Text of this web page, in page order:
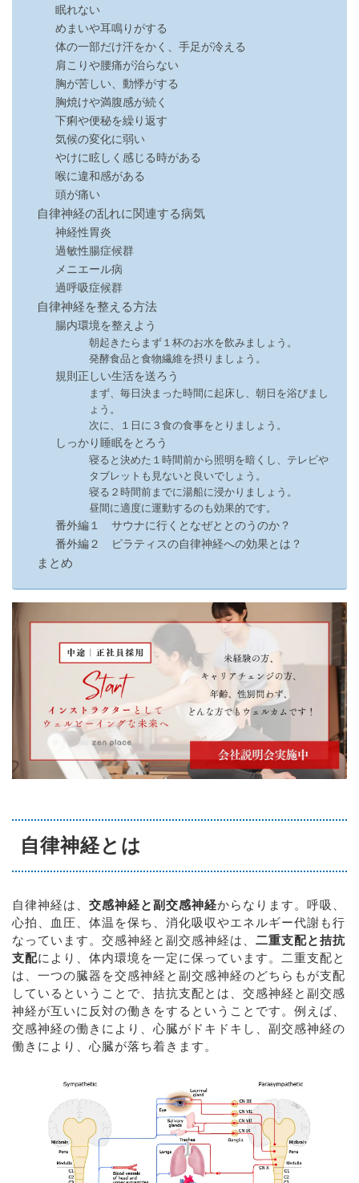
眠れない
めまいや耳鳴りがする
体の一部だけ汗をかく、手足が冷える
肩こりや腰痛が治らない
胸が苦しい、動悸がする
胸焼けや満腹感が続く
下痢や便秘を繰り返す
気候の変化に弱い
やけに眩しく感じる時がある
喉に違和感がある
頭が痛い
自律神経の乱れに関連する病気
神経性胃炎
過敏性腸症候群
メニエール病
過呼吸症候群
自律神経を整える方法
腸内環境を整えよう
朝起きたらまず１杯のお水を飲みましょう。
発酵食品と食物繊維を摂りましょう。
規則正しい生活を送ろう
まず、毎日決まった時間に起床し、朝日を浴びまし
ょう。
次に、１日に３食の食事をとりましょう。
しっかり睡眠をとろう
寝ると決めた１時間前から照明を暗くし、テレビや
タブレットも見ないと良いでしょう。
寝る２時間前までに湯船に浸かりましょう。
昼間に適度に運動するのも効果的です。
番外編１ サウナに行くとなぜととのうのか？
番外編２ ピラティスの自律神経への効果とは？
まとめ
自律神経とは
自律神経は、 交感神経と副交感神経からなります。呼吸、
心拍、血圧、体温を保ち、消化吸収やエネルギー代謝も行
なっています。交感神経と副交感神経は、 二重支配と拮抗
支配により、体内環境を一定に保っています。二重支配と
は、一つの臓器を交感神経と副交感神経のどちらもが支配
しているということで、拮抗支配とは、交感神経と副交感
神経が互いに反対の働きをするということです。例えば、
交感神経の働きにより、心臓がドキドキし、副交感神経の
働きにより、心臓が落ち着きます。